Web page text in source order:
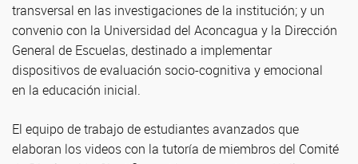
transversal en las investigaciones de la institución; y un
convenio con la Universidad del Aconcagua y la Dirección
General de Escuelas, destinado a implementar
dispositivos de evaluación socio-cognitiva y emocional
en la educación inicial.
El equipo de trabajo de estudiantes avanzados que
elaboran los videos con la tutoría de miembros del Comité